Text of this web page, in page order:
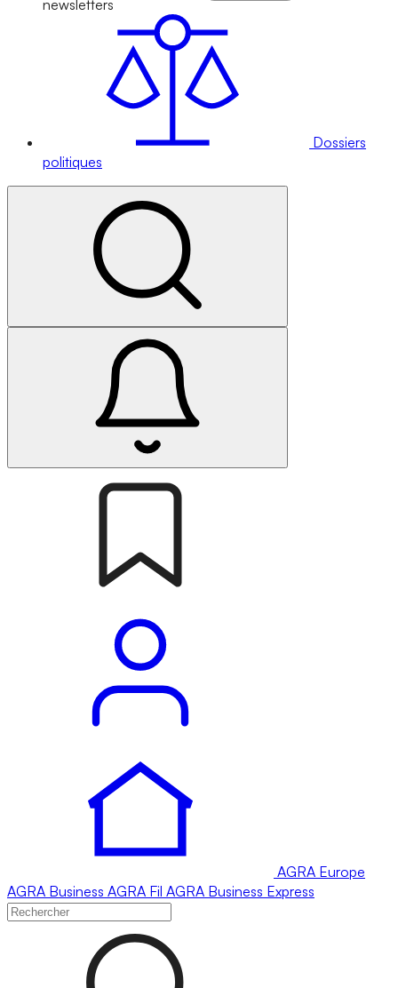
newsletters
Dossiers
politiques
AGRA Europe
AGRA Business AGRA Fil AGRA Business Express